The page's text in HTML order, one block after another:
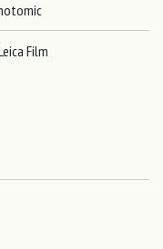
Film